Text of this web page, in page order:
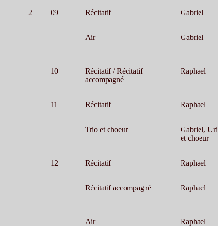
2 09 Récitatif Gabriel
Air Gabriel
10
Récitatif / Récitatif
accompagné
Raphael
11 Récitatif Raphael
Trio et choeur
Gabriel,
et choeur
12 Récitatif Raphael
Récitatif accompagné Raphael
Air Raphael